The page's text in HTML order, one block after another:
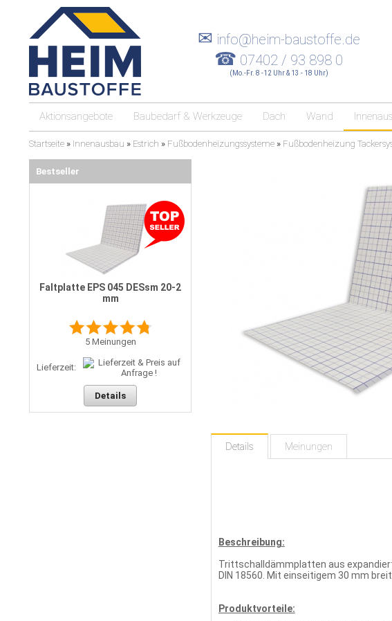
✉ info@heim-baustoffe.de
☎ 07402 / 93 898 0
(Mo.-Fr. 8 -12 Uhr & 13 - 18 Uhr)
Aktionsangebote Baubedarf & Werkzeuge Dach Wand
Startseite » Innenausbau » Estrich » Fußbodenheizungssysteme » Fußbodenheizung
Details Meinungen
Beschreibung:
Trittschalldämmplatten aus
DIN 18560. Mit einseitigem 30 mm
Produktvorteile:
Bestseller
Faltplatte EPS 045 DESsm 20-2
mm
5Meinungen
Lieferzeit:
Details